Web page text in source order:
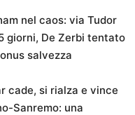
nel caos: via Tudor
giorni, De Zerbi tentato
salvezza
cade, si rialza e vince
Sanremo: una